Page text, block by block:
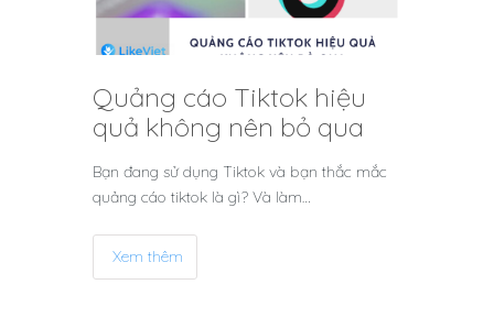
Quảng cáo Tiktok hiệu
quả không nên bỏ qua
Bạn đang sử dụng Tiktok và bạn thắc mắc
quảng cáo tiktok là gì? Và làm…
Xem thêm